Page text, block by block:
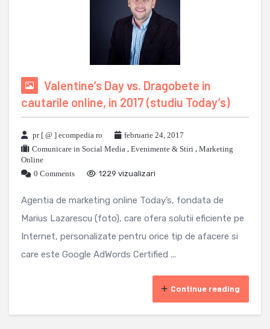
Valentine’s Day vs. Dragobete in
cautarile online, in 2017 (studiu Today’s)
pr [ @ ] ecompedia ro
februarie 24, 2017
Comunicare in Social Media , Evenimente & Stiri , Marketing
Online
0 Comments
1229 vizualizari
Agentia de marketing online Today’s, fondata de
Marius Lazarescu (foto), care ofera solutii eficiente pe
Internet, personalizate pentru orice tip de afacere si
care este Google AdWords Certified ...
Continue reading